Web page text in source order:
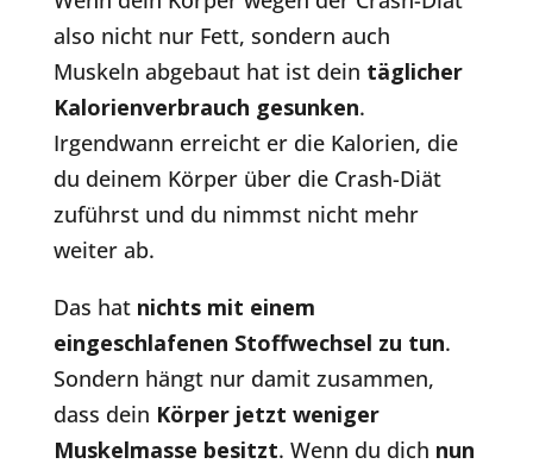
also nicht nur Fett, sondern auch
Muskeln abgebaut hat ist dein täglicher
Kalorienverbrauch gesunken.
Irgendwann erreicht er die Kalorien, die
du deinem Körper über die Crash-Diät
zuführst und du nimmst nicht mehr
weiter ab.
Das hat nichts mit einem
eingeschlafenen Stoffwechsel zu tun.
Sondern hängt nur damit zusammen,
dass dein Körper jetzt weniger
Muskelmasse besitzt. Wenn du dich nun